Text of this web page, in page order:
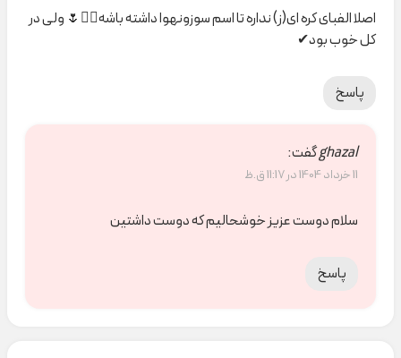
اصلا الفبای کره ای(ز) نداره تا اسم سوزونهوا داشته باشه🤦‍♀️🌷 ولی در
کل خوب بود✔
پاسخ
ghazalگفت:
11 خرداد 1404 در 11:17 ق.ظ
سلام دوست عزیز خوشحالیم که دوست داشتین
پاسخ